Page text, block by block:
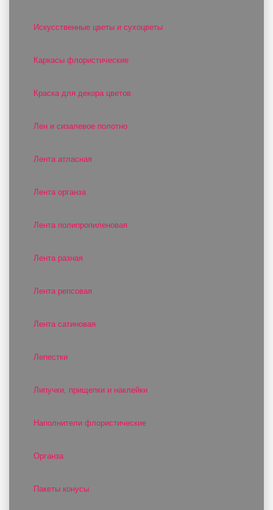
Искусственные цветы и сухоцветы
Каркасы флористические
Краска для декора цветов
Лен и сизалевое полотно
Лента атласная
Лента органза
Лента полипропиленовая
Лента разная
Лента репсовая
Лента сатиновая
Лепестки
Липучки, прищепки и наклейки
Наполнители флористические
Органза
Пакеты конусы